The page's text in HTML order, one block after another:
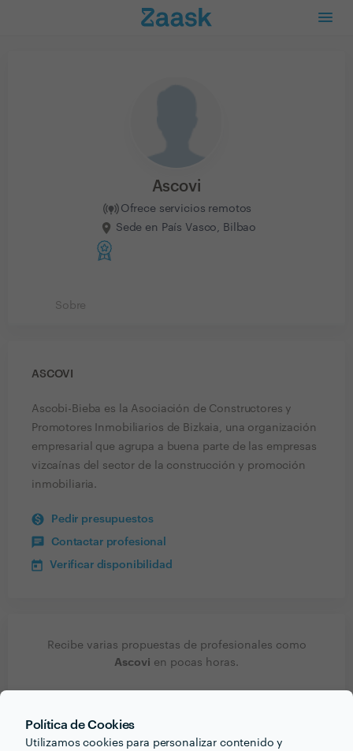
Política de Cookies
Utilizamos cookies para personalizar contenido y
Ascovi
Ofrece servicios remotos
Sede en País Vasco, Bilbao
Sobre
ASCOVI
Ascobi-Bieba es la Asociación de Constructores y
Promotores Inmobiliarios de Bizkaia, una organización
empresarial que agrupa a buena parte de las empresas
vizcaínas del sector de la construcción y promoción
inmobiliaria.
Pedir presupuestos
Contactar profesional
Verificar disponibilidad
Recibe varias propuestas de profesionales como
Ascovi en pocas horas.